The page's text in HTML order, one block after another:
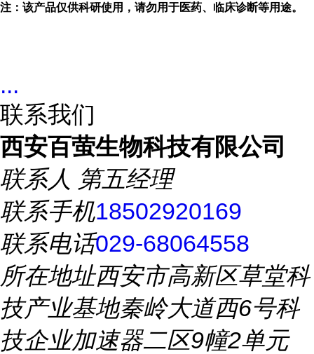
注：该产品仅供科研使用，请勿用于医药、临床诊断等用途。
...
联系我们
西安百萤生物科技有限公司
联系人 第五经理
联系手机18502920169
联系电话029-68064558
所在地址西安市高新区草堂科
技产业基地秦岭大道西6号科
技企业加速器二区9幢2单元